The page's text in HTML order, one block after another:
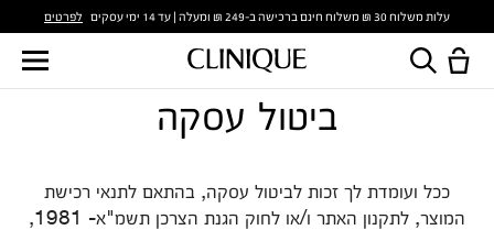
עלות משלוח 30 ₪ משלוח חינם ברכישה ב-249 ₪ ומעלה | עד 14 ימי עסקים לפרטים
ביטול עסקה
ככל ועומדת לך זכות לביטול עסקה, בהתאם לתנאי רכישת
המוצר, לתקנון האתר ו/או לחוק הגנת הצרכן תשמ"א- 1981,